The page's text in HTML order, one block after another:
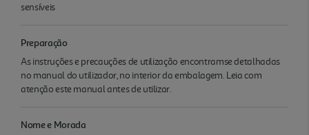
sensíveis
Preparação
As instruções e precauções de utilização encontramse detalhadas
no manual do utilizador, no interior da embalagem. Leia com
atenção este manual antes de utilizar.
Nome e Morada